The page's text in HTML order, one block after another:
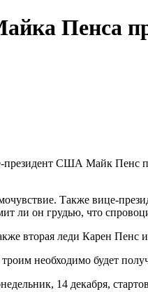
Пенса
США Майк Пенс
Также вице-
ли он грудью, что
вторая леди Карен
необходимо будет
14 декабря,